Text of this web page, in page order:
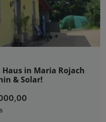
Haus in Maria Rojach
& Solar!